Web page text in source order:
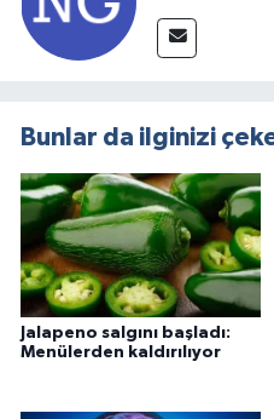
Bunlar da ilginizi
Jalapeno salgını başladı:
Menülerden kaldırılıyor